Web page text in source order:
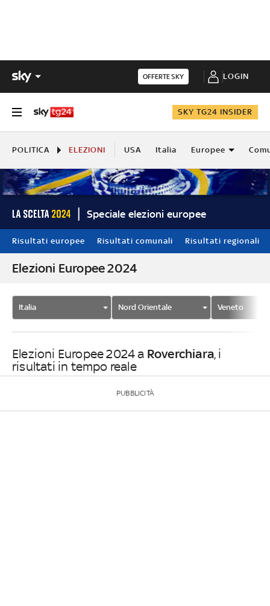
OFFERTE SKY LOGIN
SKY TG24 INSIDER
POLITICA ELEZIONI USA Italia Europee
Speciale elezioni europee
Risultati europee Risultati comunali Risultati regionali
Elezioni Europee 2024
Italia Nord Orientale Veneto
Elezioni Europee 2024 a Roverchiara, i
risultati in tempo reale
PUBBLICITÀ